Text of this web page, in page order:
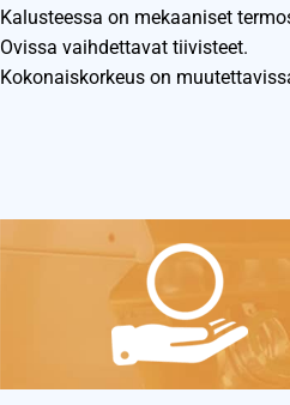
Kalusteessa on mekaaniset
Ovissa vaihdettavat tiivisteet.
Kokonaiskorkeus on